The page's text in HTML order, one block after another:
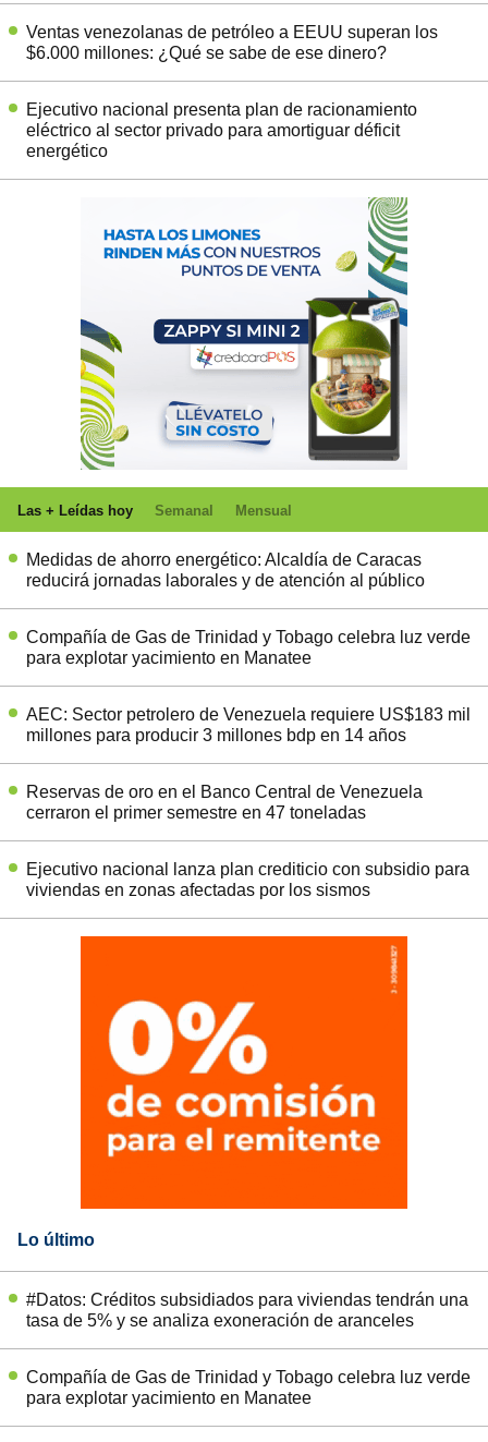
Ventas venezolanas de petróleo a EEUU superan los
$6.000 millones: ¿Qué se sabe de ese dinero?
Ejecutivo nacional presenta plan de racionamiento
eléctrico al sector privado para amortiguar déficit
energético
Las + Leídas hoy Semanal Mensual
Medidas de ahorro energético: Alcaldía de Caracas
reducirá jornadas laborales y de atención al público
Compañía de Gas de Trinidad y Tobago celebra luz verde
para explotar yacimiento en Manatee
AEC: Sector petrolero de Venezuela requiere US$183 mil
millones para producir 3 millones bdp en 14 años
Reservas de oro en el Banco Central de Venezuela
cerraron el primer semestre en 47 toneladas
Ejecutivo nacional lanza plan crediticio con subsidio para
viviendas en zonas afectadas por los sismos
Lo último
#Datos: Créditos subsidiados para viviendas tendrán una
tasa de 5% y se analiza exoneración de aranceles
Compañía de Gas de Trinidad y Tobago celebra luz verde
para explotar yacimiento en Manatee